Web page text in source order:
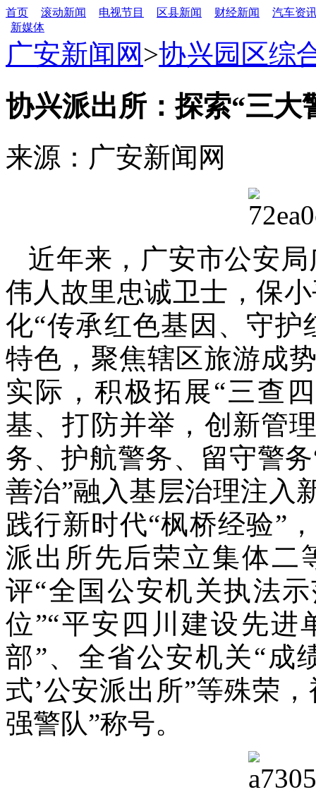
首页 滚动新闻 电视节目 区县新闻 财经新闻
汽车资
新媒体
广安新闻网 >协兴园区综
协兴派出所：探索“三大
来源：广安新闻网
近年来，广安市公安
伟人故里忠诚卫士，保
化“传承红色基因、守
特色，聚焦辖区旅游成
实际，积极拓展“三查
基、打防并举，创新管
务、护航警务、留守警
善治”融入基层治理注入
践行新时代“枫桥经验”
派出所先后荣立集体二
评“全国公安机关执法
位”“平安四川建设先进
部”、全省公安机关“成
式’公安派出所”等殊荣
强警队”称号。